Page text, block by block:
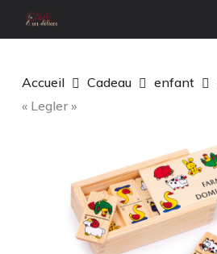
main
Accueil Cadeau enfant
« Legler »